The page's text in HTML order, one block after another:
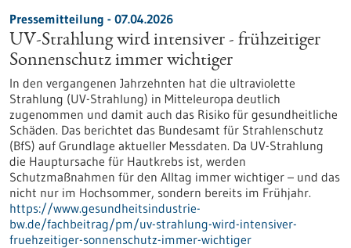
Pressemitteilung - 07.04.2026
UV-Strahlung wird intensiver - frühzeitiger
Sonnenschutz immer wichtiger
In den vergangenen Jahrzehnten hat die ultraviolette
Strahlung (UV-Strahlung) in Mitteleuropa deutlich
zugenommen und damit auch das Risiko für gesundheitliche
Schäden. Das berichtet das Bundesamt für Strahlenschutz
(BfS) auf Grundlage aktueller Messdaten. Da UV-Strahlung
die Hauptursache für Hautkrebs ist, werden
Schutzmaßnahmen für den Alltag immer wichtiger – und das
nicht nur im Hochsommer, sondern bereits im Frühjahr.
https://www.gesundheitsindustrie-
bw.de/fachbeitrag/pm/uv-strahlung-wird-intensiver-
fruehzeitiger-sonnenschutz-immer-wichtiger